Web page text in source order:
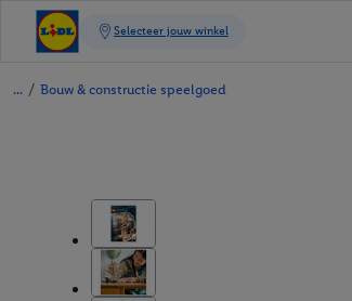
/ Bouw & constructie speelgoed